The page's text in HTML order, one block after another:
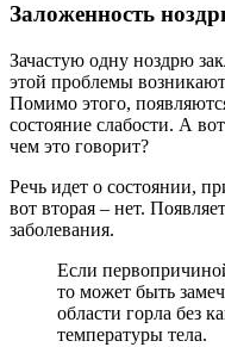
Заложенность
Зачастую одну ноздрю
этой проблемы
Помимо этого,
состояние слабости. А
чем это говорит?
Речь идет о состоянии,
вот вторая – нет.
заболевания.
Если
то может быть
области горла без
температуры тела.